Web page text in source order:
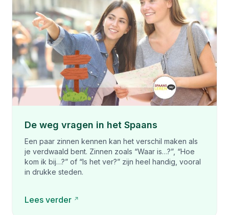
De weg vragen in het Spaans
Een paar zinnen kennen kan het verschil maken als
je verdwaald bent. Zinnen zoals “Waar is…?”, “Hoe
kom ik bij…?” of “Is het ver?” zijn heel handig, vooral
in drukke steden.
Lees verder